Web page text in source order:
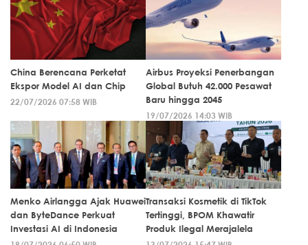
China Berencana Perketat
Ekspor Model AI dan Chip
22/07/2026 07:58 WIB
Airbus Proyeksi Penerbangan
Global Butuh 42.000 Pesawat
Baru hingga 2045
19/07/2026 14:03 WIB
Menko Airlangga Ajak Huawei
dan ByteDance Perkuat
Investasi AI di Indonesia
Transaksi Kosmetik di TikTok
Tertinggi, BPOM Khawatir
Produk Ilegal Merajalela